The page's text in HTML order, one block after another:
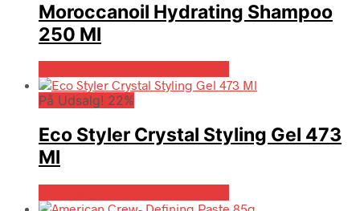
Moroccanoil Hydrating Shampoo
250 Ml
På Udsalg! 22%
Eco Styler Crystal Styling Gel 473
Ml